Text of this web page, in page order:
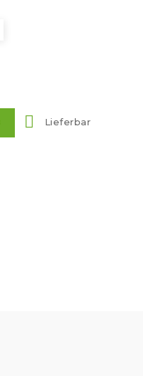
 Lieferbar